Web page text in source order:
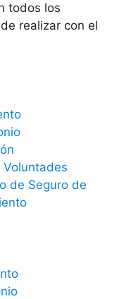
todos los
realizar con el
de Seguro de